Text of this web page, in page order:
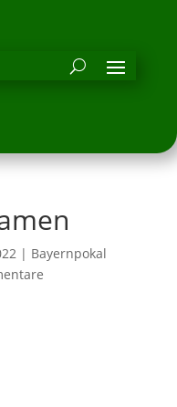
| Bayernpokal